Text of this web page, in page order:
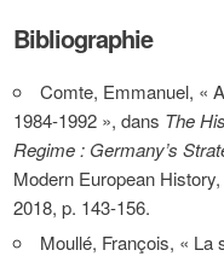
Bibliographie
Comte, Emmanuel, «
1984-1992 », dans The
Regime : Germany’s
Modern European
2018, p. 143-156.
Moullé, François, « La